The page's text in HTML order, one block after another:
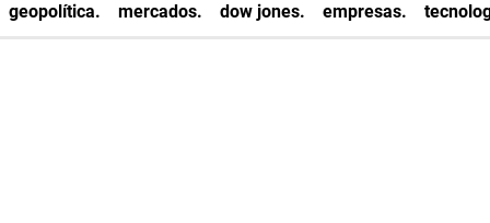
geopolítica. mercados. dow jones. empresas.